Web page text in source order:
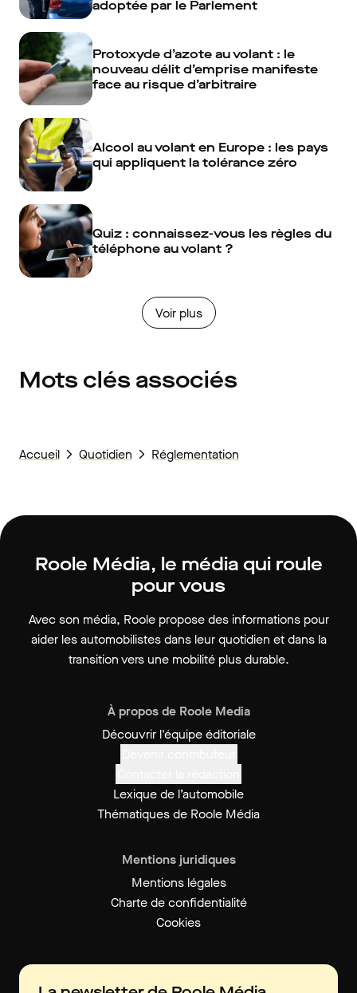
adoptée par le Parlement
Protoxyde d’azote au volant : le
nouveau délit d’emprise manifeste
face au risque d’arbitraire
Alcool au volant en Europe : les pays
qui appliquent la tolérance zéro
Quiz : connaissez-vous les règles du
téléphone au volant ?
Voir plus
Mots clés associés
Accueil Quotidien Réglementation
Roole Média, le média qui roule
pour vous
Avec son média, Roole propose des informations pour
aider les automobilistes dans leur quotidien et dans la
transition vers une mobilité plus durable.
À propos de Roole Media
Découvrir l'équipe éditoriale
Lexique de l’automobile
Thématiques de Roole Média
Mentions juridiques
Mentions légales
Charte de confidentialité
Cookies